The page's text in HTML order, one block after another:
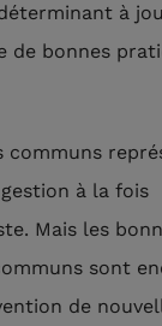
à
de bonnes
communs
à la fois
Mais les
sont
de